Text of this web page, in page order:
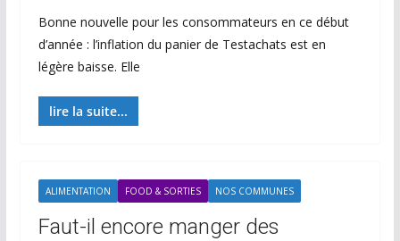
Bonne nouvelle pour les consommateurs en ce début
d’année : l’inflation du panier de Testachats est en
légère baisse. Elle
lire la suite...
ALIMENTATION FOOD & SORTIES NOS COMMUNES
Faut-il encore manger des